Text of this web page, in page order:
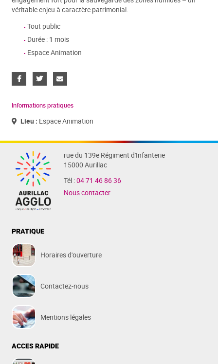
véritable enjeu à caractère patrimonial.
Tout public
Durée : 1 mois
Espace Animation
Informations pratiques
Lieu : Espace Animation
rue du 139e Régiment d'Infanterie
15000 Aurillac
Tél :04 71 46 86 36
Nous contacter
PRATIQUE
Horaires d'ouverture
Contactez-nous
Mentions légales
ACCES RAPIDE